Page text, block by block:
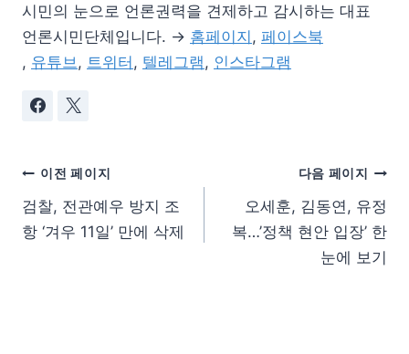
시민의 눈으로 언론권력을 견제하고 감시하는 대표
언론시민단체입니다. → 홈페이지 , 페이스북
, 유튜브 , 트위터 , 텔레그램 , 인스타그램
이전 페이지
검찰, 전관예우 방지 조
항 ‘겨우 11일’ 만에 삭제
다음 페이지
오세훈, 김동연, 유정
복…’정책 현안 입장’ 한
눈에 보기